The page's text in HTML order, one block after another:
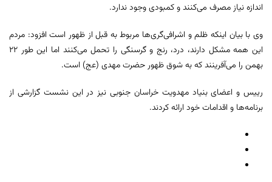
اندازه نیاز مصرف می‌کنند و کمبودی وجود ندارد.
وی با بیان اینکه ظلم و اشرافی‌گری‌ها مربوط به قبل از ظهور است افزود: مردم
این همه مشکل دارند، درد، رنج و گرسنگی را تحمل می‌کنند اما این طور ۲۲
بهمن را می‌آفرینند که به شوق ظهور حضرت مهدی (عج) است.
رییس و اعضای بنیاد مهدویت خراسان جنوبی نیز در این نشست گزارشی از
برنامه‌ها و اقدامات خود ارائه کردند.